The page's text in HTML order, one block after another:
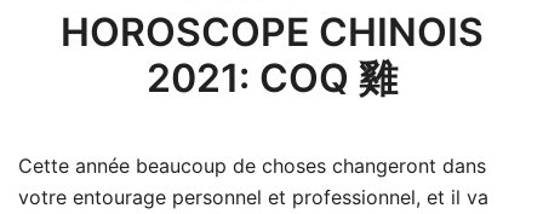
HOROSCOPE CHINOIS
2021: COQ 雞
Cette année beaucoup de choses changeront dans
votre entourage personnel et professionnel, et il va